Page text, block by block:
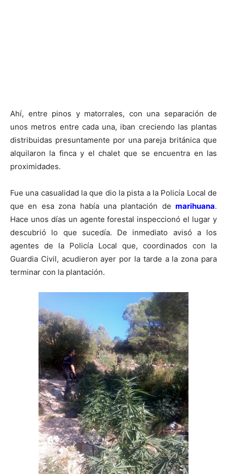
Ahí, entre pinos y matorrales, con una separación de
unos metros entre cada una, iban creciendo las plantas
distribuidas presuntamente por una pareja británica que
alquilaron la finca y el chalet que se encuentra en las
proximidades.
Fue una casualidad la que dio la pista a la Policía Local de
que en esa zona había una plantación de marihuana.
Hace unos días un agente forestal inspeccionó el lugar y
descubrió lo que sucedía. De inmediato avisó a los
agentes de la Policía Local que, coordinados con la
Guardia Civil, acudieron ayer por la tarde a la zona para
terminar con la plantación.